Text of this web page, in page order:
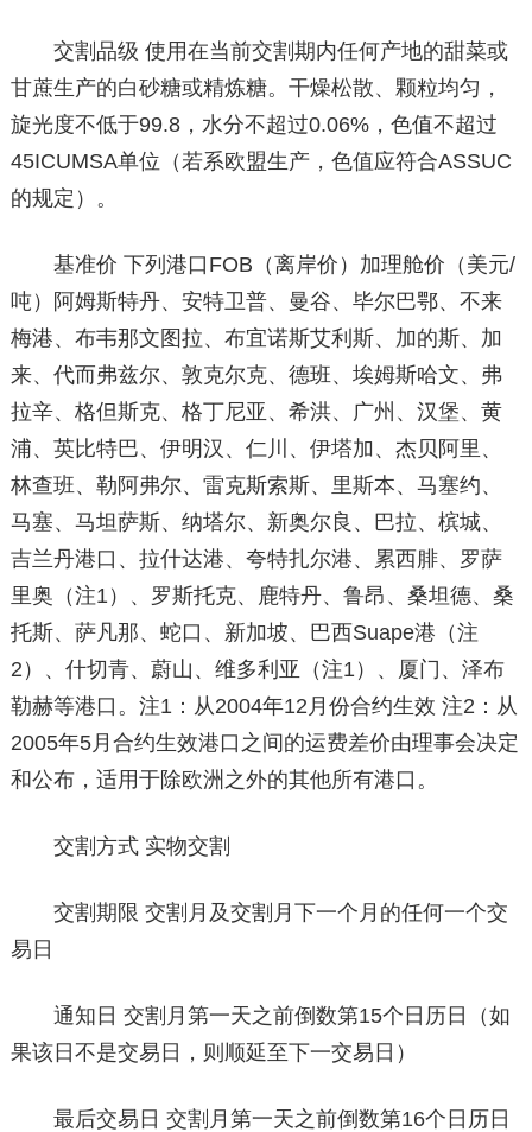
交割品级 使用在当前交割期内任何产地的甜菜或
甘蔗生产的白砂糖或精炼糖。干燥松散、颗粒均匀，
旋光度不低于99.8，水分不超过0.06%，色值不超过
45ICUMSA单位（若系欧盟生产，色值应符合ASSUC
的规定）。
基准价 下列港口FOB（离岸价）加理舱价（美元/
吨）阿姆斯特丹、安特卫普、曼谷、毕尔巴鄂、不来
梅港、布韦那文图拉、布宜诺斯艾利斯、加的斯、加
来、代而弗兹尔、敦克尔克、德班、埃姆斯哈文、弗
拉辛、格但斯克、格丁尼亚、希洪、广州、汉堡、黄
浦、英比特巴、伊明汉、仁川、伊塔加、杰贝阿里、
林查班、勒阿弗尔、雷克斯索斯、里斯本、马塞约、
马塞、马坦萨斯、纳塔尔、新奥尔良、巴拉、槟城、
吉兰丹港口、拉什达港、夸特扎尔港、累西腓、罗萨
里奥（注1）、罗斯托克、鹿特丹、鲁昂、桑坦德、桑
托斯、萨凡那、蛇口、新加坡、巴西Suape港（注
2）、什切青、蔚山、维多利亚（注1）、厦门、泽布
勒赫等港口。注1：从2004年12月份合约生效 注2：从
2005年5月合约生效港口之间的运费差价由理事会决定
和公布，适用于除欧洲之外的其他所有港口。
交割方式 实物交割
交割期限 交割月及交割月下一个月的任何一个交
易日
通知日 交割月第一天之前倒数第15个日历日（如
果该日不是交易日，则顺延至下一交易日）
最后交易日 交割月第一天之前倒数第16个日历日